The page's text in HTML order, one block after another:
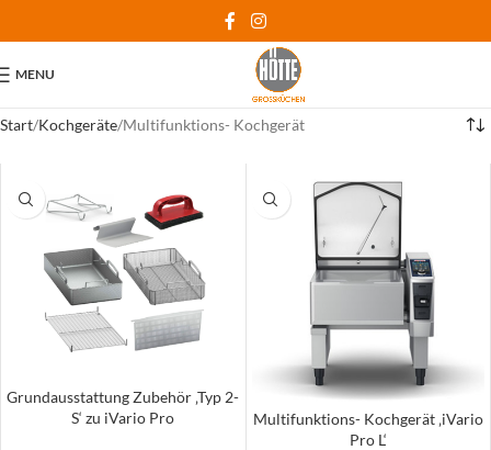
MENU
Start Kochgeräte Multifunktions- Kochgerät
Grundausstattung Zubehör ‚Typ 2-
S‘ zu iVario Pro
Multifunktions- Kochgerät ‚iVario
Pro L‘